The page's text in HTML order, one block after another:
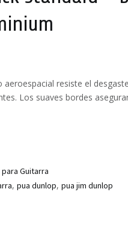
aeroespacial resiste el
Los suaves bordes
Guitarra
, pua dunlop, pua jim dunlop